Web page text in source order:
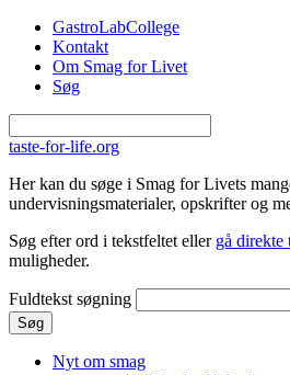
Gå til hovedindhold
GastroLabCollege
Kontakt
Om Smag for Livet
Søg
taste-for-life.org
Her kan du søge i Smag for Livets
undervisningsmaterialer, opskrifter og
Søg efter ord i tekstfeltet eller gå direkte
muligheder.
Fuldtekst søgning
Nyt om smag